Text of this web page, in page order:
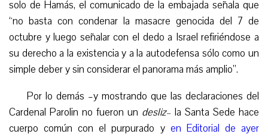
solo de Hamás, el comunicado de la embajada señala que
“no basta con condenar la masacre genocida del 7 de
octubre y luego señalar con el dedo a Israel refiriéndose a
su derecho a la existencia y a la autodefensa sólo como un
simple deber y sin considerar el panorama más amplio”.
Por lo demás –y mostrando que las declaraciones del
Cardenal Parolin no fueron un desliz– la Santa Sede hace
cuerpo común con el purpurado y en Editorial de ayer